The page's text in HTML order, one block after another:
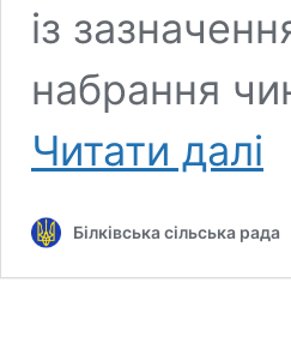
із
набрання
Читати далі
Білківська сільська рада